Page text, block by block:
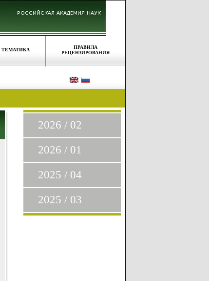
ТЕМАТИКА
ПРАВИЛА
РЕЦЕНЗИРОВАНИЯ
2026 / 02
2026 / 01
2025 / 04
2025 / 03